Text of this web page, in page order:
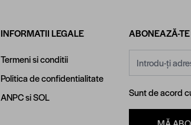
INFORMATII LEGALE
Termeni si conditii
Politica de confidentialitate
ANPCsiSOL
ABONEAZĂ-
Sunt de acord